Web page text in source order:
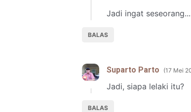
Jadi ingat
BALAS
Suparto Parto 17 Mei
Jadi, siapa lelaki itu?
BALAS